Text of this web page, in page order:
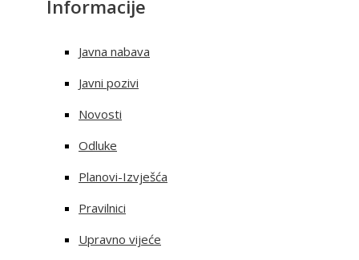
Informacije
Javna nabava
Javni pozivi
Novosti
Odluke
Planovi-Izvješća
Pravilnici
Upravno vijeće